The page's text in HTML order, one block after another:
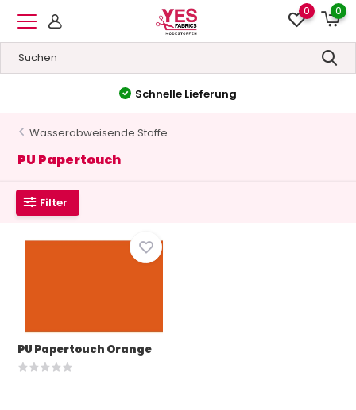
0 0
Schnelle Lieferung
Wasserabweisende Stoffe
PU Papertouch
Filter
PU Papertouch Orange